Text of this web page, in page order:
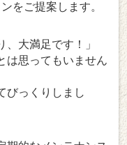
をご提案します。
、大満足です！」
は思ってもいません
びっくりしまし